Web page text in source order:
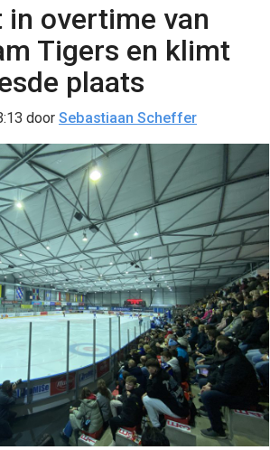
in overtime van
Tigers en klimt
plaats
door Sebastiaan Scheffer